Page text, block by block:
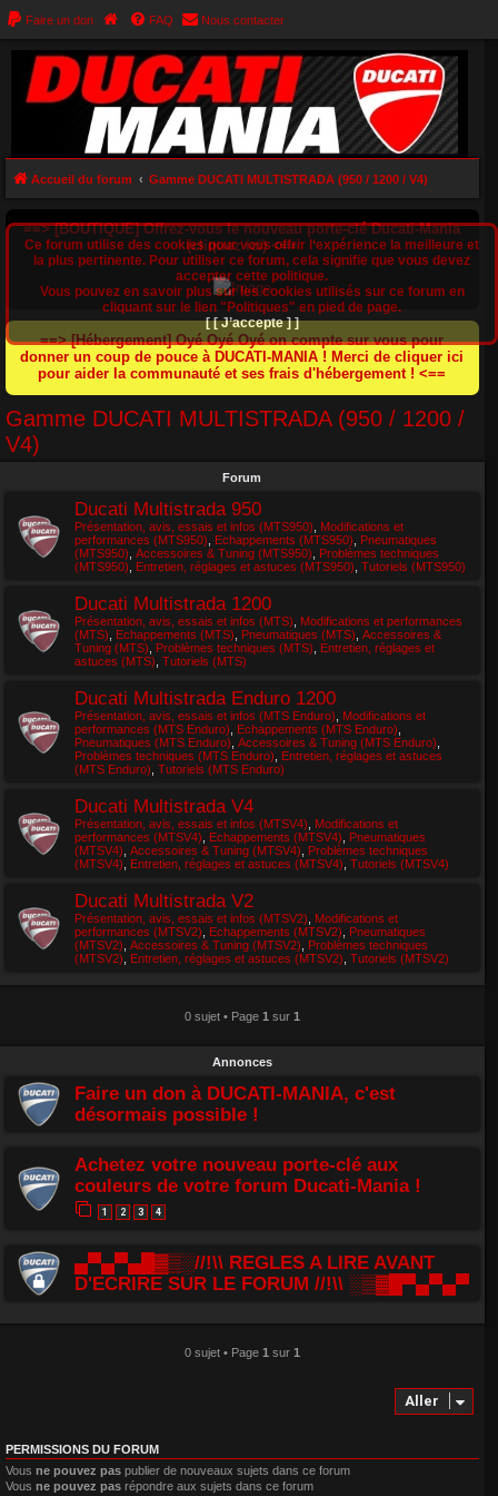
Faire un don FAQ Nous contacter
Accueil du forum Gamme DUCATI MULTISTRADA (950 / 1200 / V4)
==> [BOUTIQUE] Offrez-vous le nouveau porte-clé Ducati-Mania
(cliquez ici) <==
==> [Hébergement] Oyé Oyé Oyé on compte sur vous pour
donner un coup de pouce à DUCATI-MANIA ! Merci de cliquer ici
pour aider la communauté et ses frais d'hébergement ! <==
Gamme DUCATI MULTISTRADA (950 / 1200 /
V4)
Forum
Ducati Multistrada 950
Présentation, avis, essais et infos (MTS950)
Modifications et
performances (MTS950)
Echappements (MTS950)
Pneumatiques
(MTS950) Accessoires & Tuning (MTS950)
Problèmes techniques
(MTS950)
Entretien, réglages et astuces (MTS950) Tutoriels (MTS950)
Ducati Multistrada 1200
Présentation, avis, essais et infos (MTS)
Modifications et performances
(MTS)
Echappements (MTS) Pneumatiques (MTS) Accessoires &
Tuning (MTS)
Problèmes techniques (MTS)
Entretien, réglages et
astuces (MTS) Tutoriels (MTS)
Ducati Multistrada Enduro 1200
Présentation, avis, essais et infos (MTS Enduro)
Modifications et
performances (MTS Enduro)
Echappements (MTS Enduro)
Pneumatiques (MTS Enduro) Accessoires & Tuning (MTS Enduro)
Problèmes techniques (MTS Enduro)
Entretien, réglages et astuces
(MTS Enduro) Tutoriels (MTS Enduro)
Ducati Multistrada V4
Présentation, avis, essais et infos (MTSV4)
Modifications et
performances (MTSV4)
Echappements (MTSV4)
Pneumatiques
(MTSV4) Accessoires & Tuning (MTSV4)
Problèmes techniques
(MTSV4)
Entretien, réglages et astuces (MTSV4) Tutoriels (MTSV4)
Ducati Multistrada V2
Présentation, avis, essais et infos (MTSV2)
Modifications et
performances (MTSV2)
Echappements (MTSV2)
Pneumatiques
(MTSV2) Accessoires & Tuning (MTSV2)
Problèmes techniques
(MTSV2)
Entretien, réglages et astuces (MTSV2) Tutoriels (MTSV2)
0 sujet • Page 1 sur 1
Annonces
Faire un don à DUCATI-MANIA, c'est
désormais possible !
Achetez votre nouveau porte-clé aux
couleurs de votre forum Ducati-Mania !
1 2 3 4
▄▀▄▀▄█▓▒░//!\\ REGLES A LIRE AVANT
D'ECRIRE SUR LE FORUM //!\\ ░▒▓█▀▄▀▄▀
0 sujet • Page 1 sur 1
Aller
PERMISSIONS DU FORUM
Vous ne pouvez pas publier de nouveaux sujets dans ce forum
Vous ne pouvez pas répondre aux sujets dans ce forum
Ce forum utilise des cookies pour vous offrir l‘expérience la meilleure et
la plus pertinente. Pour utiliser ce forum, cela signifie que vous devez
accepter cette politique.
Vous pouvez en savoir plus sur les cookies utilisés sur ce forum en
cliquant sur le lien "Politiques" en pied de page.
[ [ J’accepte ] ]